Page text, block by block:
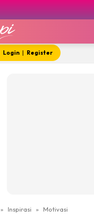
Login | Register
» Inspirasi » Motivasi